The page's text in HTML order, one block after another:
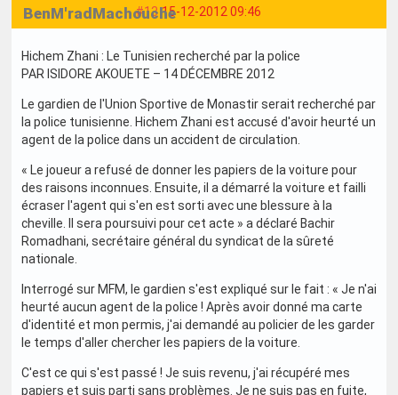
#13 15-12-2012 09:46
BenM'radMachouche
Hichem Zhani : Le Tunisien recherché par la police
PAR ISIDORE AKOUETE – 14 DÉCEMBRE 2012
Le gardien de l'Union Sportive de Monastir serait recherché par
la police tunisienne. Hichem Zhani est accusé d'avoir heurté un
agent de la police dans un accident de circulation.
« Le joueur a refusé de donner les papiers de la voiture pour
des raisons inconnues. Ensuite, il a démarré la voiture et failli
écraser l'agent qui s'en est sorti avec une blessure à la
cheville. Il sera poursuivi pour cet acte » a déclaré Bachir
Romadhani, secrétaire général du syndicat de la sûreté
nationale.
Interrogé sur MFM, le gardien s'est expliqué sur le fait : « Je n'ai
heurté aucun agent de la police ! Après avoir donné ma carte
d'identité et mon permis, j'ai demandé au policier de les garder
le temps d'aller chercher les papiers de la voiture.
C'est ce qui s'est passé ! Je suis revenu, j'ai récupéré mes
papiers et suis parti sans problèmes. Je ne suis pas en fuite,